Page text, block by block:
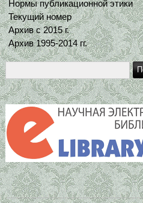
Нормы публикационной этики
Текущий номер
Архив с 2015 г.
Архив 1995-2014 гг.